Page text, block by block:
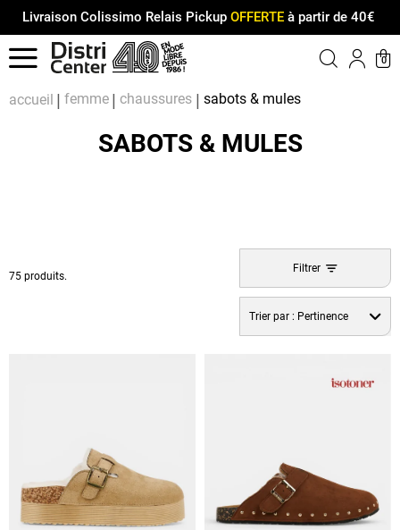
Livraison Colissimo Relais Pickup OFFERTEà partir de 40€
Menu
0
accueil femme chaussures sabots & mules
SABOTS & MULES
75 produits.
Filtrer
Trier par : Pertinence